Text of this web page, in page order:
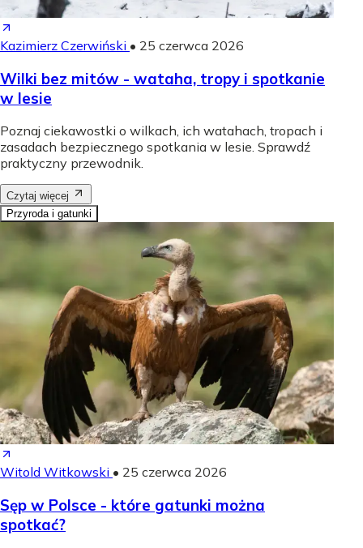
Kazimierz Czerwiński • 25 czerwca 2026
Wilki bez mitów - wataha, tropy i spotkanie
w lesie
Poznaj ciekawostki o wilkach, ich watahach, tropach i
zasadach bezpiecznego spotkania w lesie. Sprawdź
praktyczny przewodnik.
Czytaj więcej
Przyroda i gatunki
Witold Witkowski • 25 czerwca 2026
Sęp w Polsce - które gatunki można
spotkać?